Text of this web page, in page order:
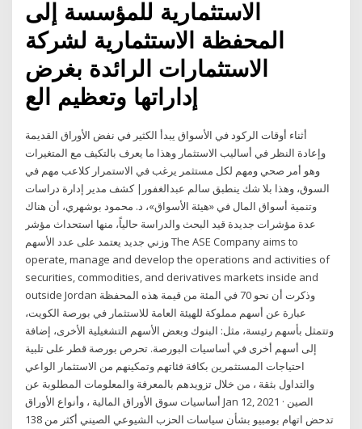
الاستثمارية للمؤسسة إلى
المحفظة الاستثمارية لشركة
الاستثمارات الرائدة بغرض
إداراتها وتعظيم الع
أثناء أوقات الركود في الأسواق يبدأ الكثير في نفض الأوراق القديمة
وإعادة النظر في أساليب الاستثمار وهذا ما يعرف بالتكيف مع المتغيرات
وهو أمر صحي ومهم لكل مستثمر يرغب في الاستمرار كلاعب مهم في
السوق، وهذا بلا شك ينطبق سالم عبدالغفور| كشف مدير إدارة دراسات
وتنمية أسواق المال في «هيئة الأسواق»، د. محمود بوشهري، أن هناك
عدة مؤشرات جديدة قيد البحث والدراسة حالياً، منها استحداث مؤشر
وزني جديد يعتمد على عدد الأسهم The ASE Company aims to
operate, manage and develop the operations and activities of
securities, commodities, and derivatives markets inside and
outside Jordan وذكرت أن نحو 70 في المئة من قيمة هذه المحفظة
عبارة عن أسهم مملوكة للهيئة العامة للاستثمار في بورصة الكويت،
وتتمثل بأسهم رئيسة، مثل: البنوك وبعض الأسهم التشغيلية الأخرى، إضافة
إلى أسهم أخرى في أساسيات البورصة. تحرص بورصة قطر على تلبية
احتياجات المستثمرين بكافة فئاتهم وتمكينهم من الاستثمار الواعي
والتداول بثقة ، من خلال تزويدهم بالمعرفة والمعلومات المطلوبة عن
أساسيات سوق الأوراق المالية ، وأنواع الأوراق Jan 12, 2021 · الصين
تدحض اتهام بومبيو بشأن سياسات الحزب الشيوعي الصيني أكثر من 138